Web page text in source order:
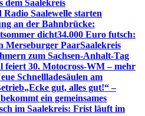
dem Saalekreis
Saalewelle starten
an der Bahnbrücke:
dicht34.000 Euro futsch:
Merseburger PaarSaalekreis
zum Sachsen-Anhalt-Tag
feiert 30. Motocross-WM – mehr
Schnellladesäulen am
„Ecke gut, alles gut!“ –
ein gemeinsames
im Saalekreis: Frist läuft im